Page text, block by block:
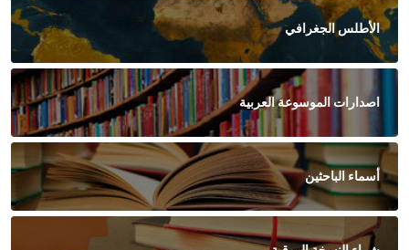
الأطلس الجغرافي
اصدارات الموسوعة العربية
أسماء الباحثين